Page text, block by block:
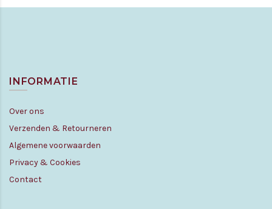
INFORMATIE
Over ons
Verzenden & Retourneren
Algemene voorwaarden
Privacy & Cookies
Contact